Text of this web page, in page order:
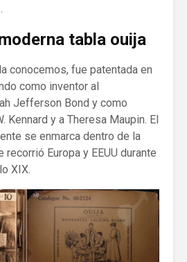
tabla ouija
conocemos, fue patentada en
como inventor al
Jefferson Bond y como
Kennard y a Theresa Maupin. El
se enmarca dentro de la
Europa y EEUU durante
XIX.